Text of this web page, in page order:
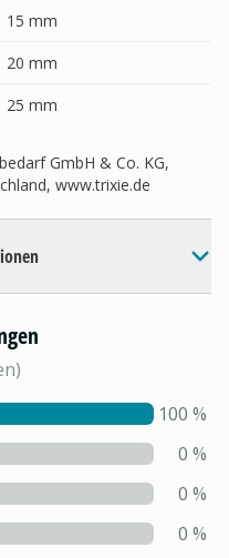
15 mm
20 mm
25 mm
GmbH & Co. KG,
www.trixie.de
)
100 %
0 %
0 %
0 %